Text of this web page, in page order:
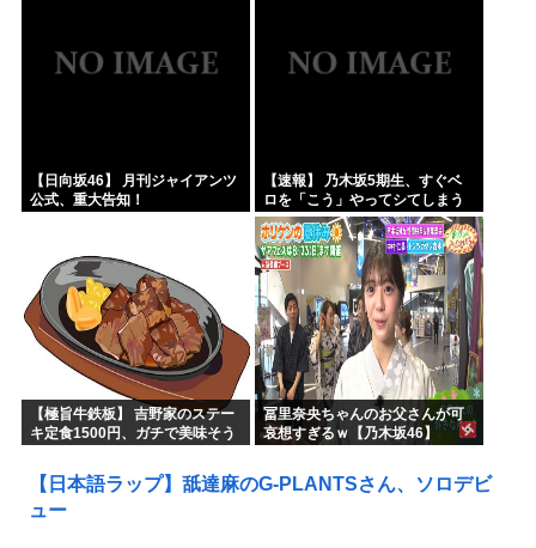
【日向坂46】 月刊ジャイアンツ
公式、重大告知！
【速報】 乃木坂5期生、すぐベ
ロを「こう」やってシてしまう
ｗｗｗｗｗｗ
【極旨牛鉄板】 吉野家のステー
キ定食1500円、ガチで美味そう
冨里奈央ちゃんのお父さんが可
哀想すぎるｗ【乃木坂46】
【日本語ラップ】舐達麻のG-PLANTSさん、ソロデビ
ュー